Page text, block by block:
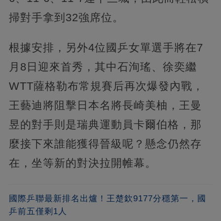
掃對手拿到32強席位。
根據安排，另外4位國乒女單選手將在7
月8日迎來首秀，其中石洵瑤、徐奕繼
WTT薩格勒布常規賽后再次爆發內戰，
王藝迪將阻擊日本名將長崎美柚，王曼
昱的對手則是瑞典運動員卡爾伯格，那
麼接下來誰能獲得晉級呢？懸念仍然存
在，坐等新的對決拉開帷幕。
國際乒聯最新排名出爐！王楚欽9177分穩第一，國
乒前五僅剩1人